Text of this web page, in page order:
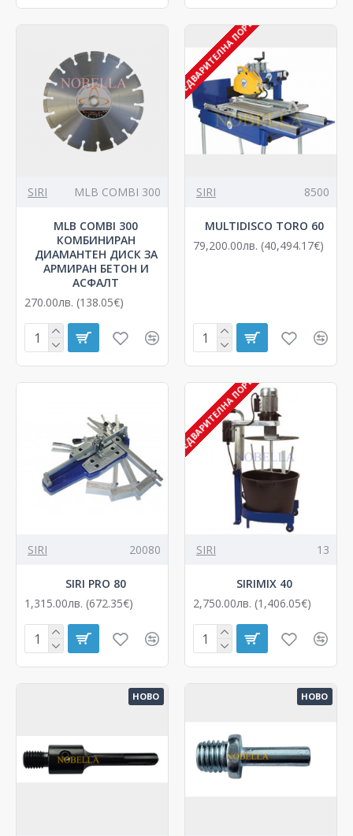
SIRI MLB COMBI 300
MLB COMBI 300
КОМБИНИРАН
ДИАМАНТЕН ДИСК ЗА
АРМИРАН БЕТОН И
АСФАЛТ
270.00лв. (138.05€)
С ПРЕДВАРИТЕЛНА ПОРЪЧКА
SIRI 8500
MULTIDISCO TORO 60
79,200.00лв. (40,494.17€)
SIRI 20080
SIRI PRO 80
1,315.00лв. (672.35€)
С ПРЕДВАРИТЕЛНА ПОРЪЧКА
SIRI 13
SIRIMIX 40
2,750.00лв. (1,406.05€)
НОВО НОВО